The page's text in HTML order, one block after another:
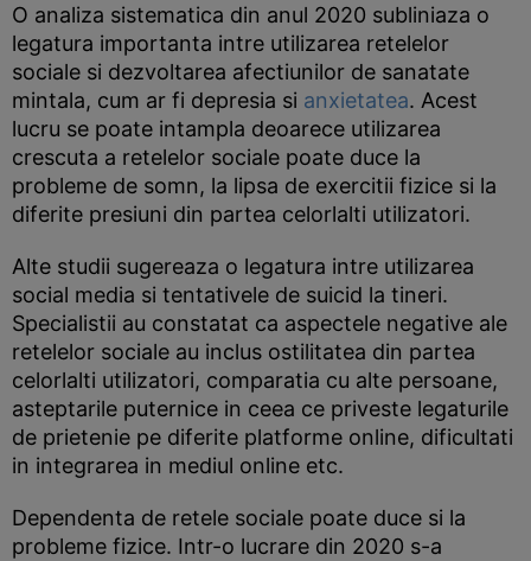
O analiza sistematica din anul 2020 subliniaza o
legatura importanta intre utilizarea retelelor
sociale si dezvoltarea afectiunilor de sanatate
mintala, cum ar fi depresia si anxietatea. Acest
lucru se poate intampla deoarece utilizarea
crescuta a retelelor sociale poate duce la
probleme de somn, la lipsa de exercitii fizice si la
diferite presiuni din partea celorlalti utilizatori.
Alte studii sugereaza o legatura intre utilizarea
social media si tentativele de suicid la tineri.
Specialistii au constatat ca aspectele negative ale
retelelor sociale au inclus ostilitatea din partea
celorlalti utilizatori, comparatia cu alte persoane,
asteptarile puternice in ceea ce priveste legaturile
de prietenie pe diferite platforme online, dificultati
in integrarea in mediul online etc.
Dependenta de retele sociale poate duce si la
probleme fizice. Intr-o lucrare din 2020 s-a